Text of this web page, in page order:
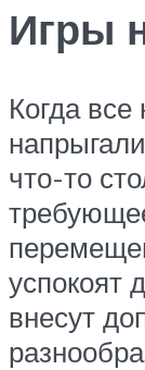
Игры
Когда все
что-то
успокоят
внесут